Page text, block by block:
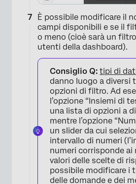
È possibile modificare il
campi disponibili e se il
o meno (cioè sarà un
utenti della dashboard).
Consiglio Q: tipi di
danno luogo a diversi
opzioni di filtro. Ad
l’opzione “Insiemi di
una lista di opzioni a
mentre l’opzione
un slider da cui
intervallo di numeri
numeri corrisponde ai
valori delle scelte di
possibile modificare i
delle domande e dei